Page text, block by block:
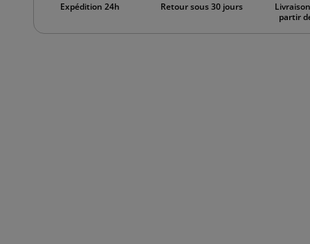
Expédition 24h Retour sous 30 jours
partir